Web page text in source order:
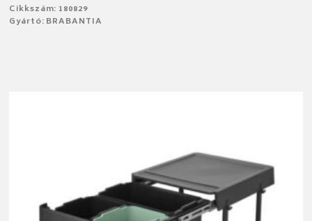
Cikkszám: 180829
Gyártó: BRABANTIA